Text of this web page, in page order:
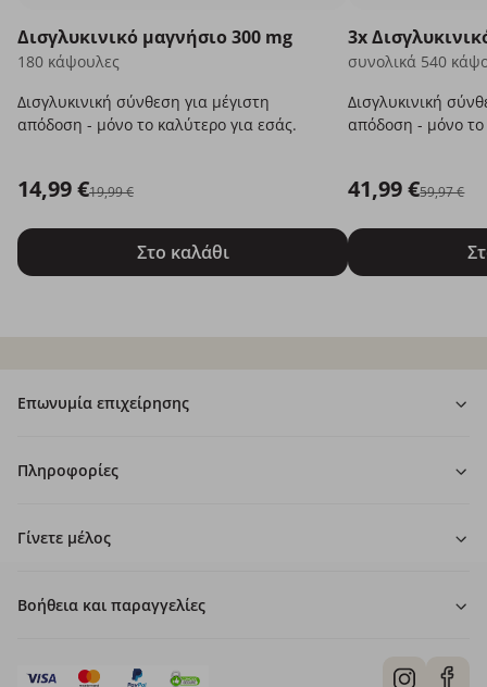
Δισγλυκινικό μαγνήσιο 300 mg
180 κάψουλες
Δισγλυκινική σύνθεση για μέγιστη
απόδοση - μόνο το καλύτερο για εσάς.
14,99 €19,99 €
Στο καλάθι
3x
συνολικά 540
Δισγλυκινική
απόδοση - μόνο το
41,99 €59,97 €
Επωνυμία επιχείρησης
Πληροφορίες
Γίνετε μέλος
Βοήθεια και παραγγελίες